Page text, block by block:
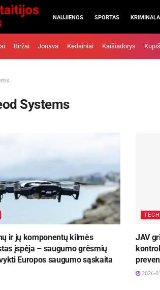
NAUJIENOS SPORTAS
Biržai Jonava Kėdainiai Kaišiadorys
Systems
ir jų komponentų kilmės
įspėja – saugumo grėsmių
Europos saugumo sąskaita
JAV
2026-